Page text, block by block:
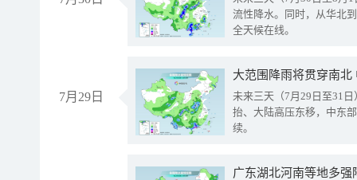
流性降水。同时，从华北
全天候在线。
7月29日
大范围降雨将贯穿南
未来三天（7月29日至31
抬、大陆高压东移，中东
续。
广东湖北河南等地多